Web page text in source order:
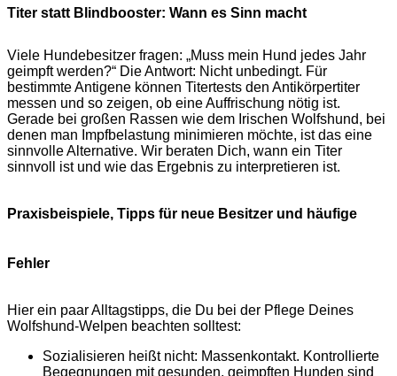
Titer statt Blindbooster: Wann es Sinn macht
Viele Hundebesitzer fragen: „Muss mein Hund jedes Jahr
geimpft werden?“ Die Antwort: Nicht unbedingt. Für
bestimmte Antigene können Titertests den Antikörpertiter
messen und so zeigen, ob eine Auffrischung nötig ist.
Gerade bei großen Rassen wie dem Irischen Wolfshund, bei
denen man Impfbelastung minimieren möchte, ist das eine
sinnvolle Alternative. Wir beraten Dich, wann ein Titer
sinnvoll ist und wie das Ergebnis zu interpretieren ist.
Praxisbeispiele, Tipps für neue Besitzer und häufige
Fehler
Hier ein paar Alltagstipps, die Du bei der Pflege Deines
Wolfshund-Welpen beachten solltest:
Sozialisieren heißt nicht: Massenkontakt. Kontrollierte
Begegnungen mit gesunden, geimpften Hunden sind